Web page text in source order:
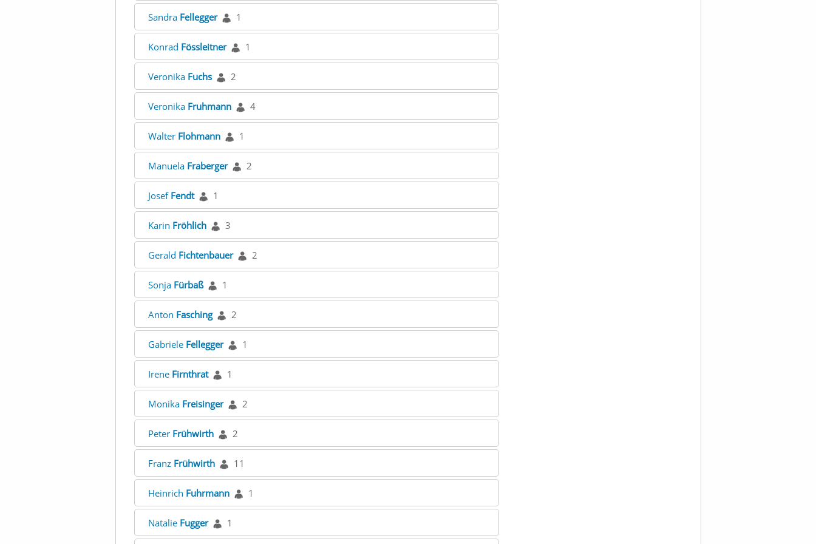
Sandra Fellegger 1
Konrad Fössleitner 1
Veronika Fuchs 2
Veronika Fruhmann 4
Walter Flohmann 1
Manuela Fraberger 2
Josef Fendt 1
Karin Fröhlich 3
Gerald Fichtenbauer 2
Sonja Fürbaß 1
Anton Fasching 2
Gabriele Fellegger 1
Irene Firnthrat 1
Monika Freisinger 2
Peter Frühwirth 2
Franz Frühwirth 11
Heinrich Fuhrmann 1
Natalie Fugger 1